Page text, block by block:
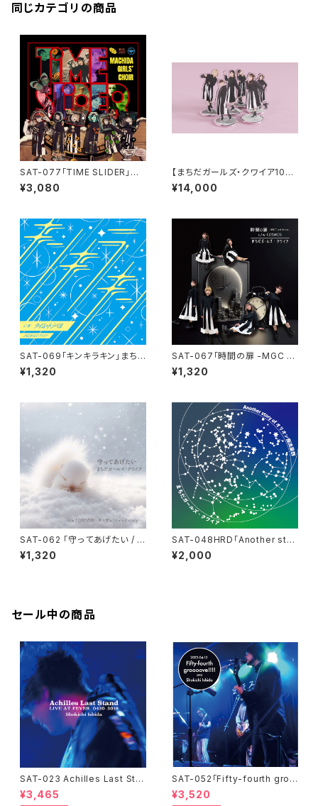
同じカテゴリの商品
SAT-077「TIME SLIDER」ま
ちだガールズ・クワイア
¥3,080
【まちだガールズ・クワイア10周
年記念グッズ】アクリルスタンド
コンプリートセット
¥14,000
SAT-069「キンキラキン」まち
だガールズ・クワイア
¥1,320
SAT-067「時間の扉 -MGC e
dition- / COSMOS」 まちだガ
ールズ・クワイア
¥1,320
SAT-062 「守ってあげたい / F
OREVER -ギンガムチェックST
ORY-」
¥1,320
SAT-048HRD「Another stor
y of オリオン座流星群・ハイレ
ゾダウンロード版」
¥2,000
セール中の商品
SAT-023 Achilles Last Sta
nd / LIVE AT FEVER 0430-2
019 / 石田ショーキチ
¥3,465
SAT-052「Fifty-fourth groo
¥3,520